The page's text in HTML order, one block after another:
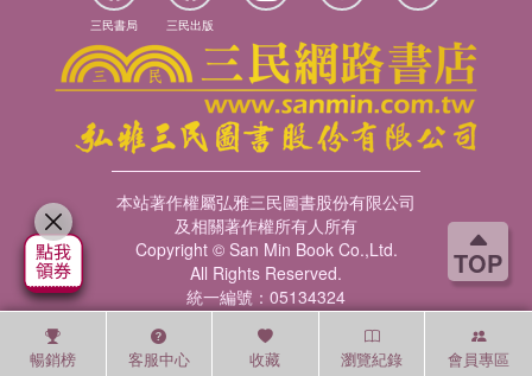
TOP
暢銷榜 客服中心 收藏 瀏覽紀錄 會員專區
三民書局 三民出版
本站著作權屬弘雅三民圖書股份有限公司
及相關著作權所有人所有
Copyright © San Min Book Co.,Ltd.
All Rights Reserved.
統一編號：05134324